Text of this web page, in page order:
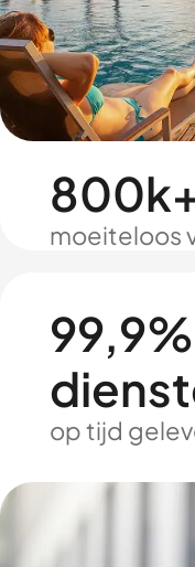
moeiteloos
op tijd